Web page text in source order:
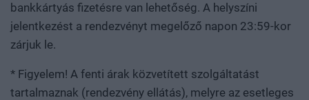
bankkártyás fizetésre van lehetőség. A helyszíni
jelentkezést a rendezvényt megelőző napon 23:59-kor
zárjuk le.
* Figyelem! A fenti árak közvetített szolgáltatást
tartalmaznak (rendezvény ellátás), melyre az esetleges